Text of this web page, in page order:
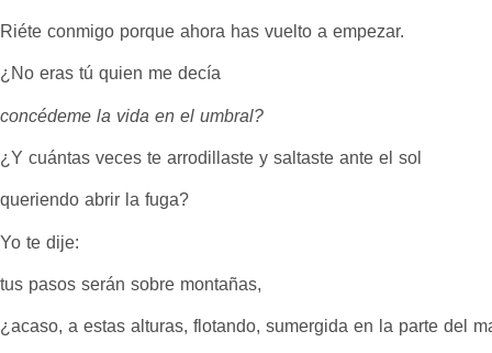
Riéte conmigo porque ahora has vuelto a empezar.
¿No eras tú quien me decía
concédeme la vida en el umbral?
¿Y cuántas veces te arrodillaste y saltaste ante el sol
queriendo abrir la fuga?
Yo te dije:
tus pasos serán sobre montañas,
¿acaso, a estas alturas, flotando, sumergida en la parte del